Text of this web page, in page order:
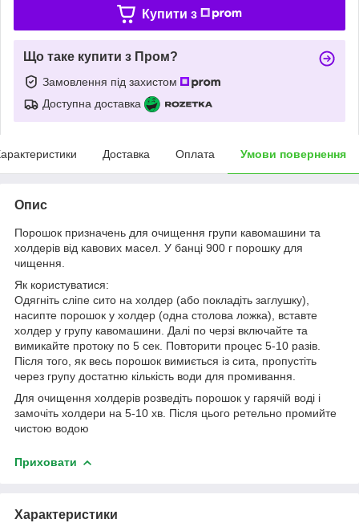
Купити з
Що таке купити з Пром?
Замовлення під захистом
Доступна доставка
Доставка Оплата Умови повернення
Опис
Порошок призначень для очищення групи кавомашини та
холдерів від кавових масел. У банці 900 г порошку для
чищення.
Як користуватися:
Одягніть сліпе сито на холдер (або покладіть заглушку),
насипте порошок у холдер (одна столова ложка), вставте
холдер у групу кавомашини. Далі по черзі включайте та
вимикайте протоку по 5 сек. Повторити процес 5-10 разів.
Після того, як весь порошок вимиється із сита, пропустіть
через групу достатню кількість води для промивання.
Для очищення холдерів розведіть порошок у гарячій воді і
замочіть холдери на 5-10 хв. Після цього ретельно промийте
чистою водою
Приховати
Характеристики